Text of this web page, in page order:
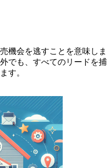
機会を逃すことを意味しま
でも、すべてのリードを捕
す。